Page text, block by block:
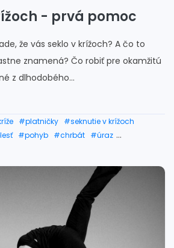
- prvá pomoc
že vás seklo v krížoch? A čo to
znamená? Čo robiť pre okamžitú
z dlhodobého...
#platničky #seknutie v krížoch
#pohyb #chrbát #úraz
#seknutie v krížoch v tehotenstve